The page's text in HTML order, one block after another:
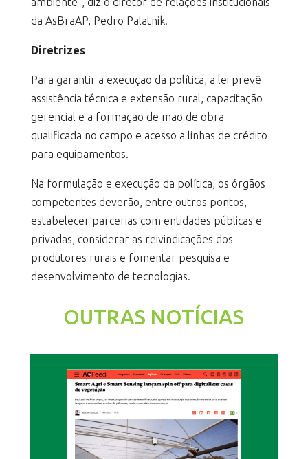
da AsBraAP, Pedro Palatnik.
Diretrizes
Para garantir a execução da política, a lei prevê
assistência técnica e extensão rural, capacitação
gerencial e a formação de mão de obra
qualificada no campo e acesso a linhas de crédito
para equipamentos.
Na formulação e execução da política, os órgãos
competentes deverão, entre outros pontos,
estabelecer parcerias com entidades públicas e
privadas, considerar as reivindicações dos
produtores rurais e fomentar pesquisa e
desenvolvimento de tecnologias.
OUTRAS NOTÍCIAS